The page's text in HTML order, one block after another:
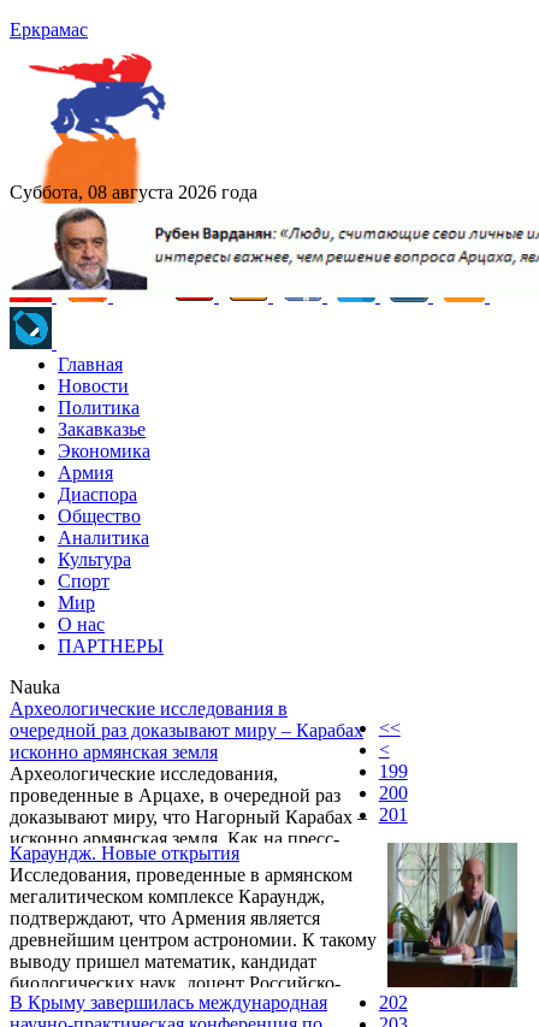
Еркрамас
Суббота, 08 августа 2026 года
Главная
Новости
Политика
Закавказье
Экономика
Армия
Диаспора
Общество
Аналитика
Культура
Спорт
Мир
О нас
ПАРТНЕРЫ
Nauka
Археологические исследования в
очередной раз доказывают миру – Карабах
исконно армянская земля
Археологические исследования,
проведенные в Арцахе, в очередной раз
доказывают миру, что Нагорный Карабах –
исконно армянская земля. Как на пресс-
конференции в Ереване заявил археолог,
кандидат исторических наук Артак Гнуни,
проведенные в Кашатагском районе НКР
раскопки свидетельствует о том, что
культура этого региона полностью схожа с
культурой Армянского нагорья.
“Исследования дают нам огромный
материал о культуре 5-7 века д.н.э.
Караундж. Новые открытия
Исследования, проведенные в армянском
мегалитическом комплексе Караундж,
подтверждают, что Армения является
древнейшим центром астрономии. К такому
выводу пришел математик, кандидат
биологических наук, доцент Российско-
Армянского (Славянского) университета
В Крыму завершилась международная
<<
<
199
200
201
202